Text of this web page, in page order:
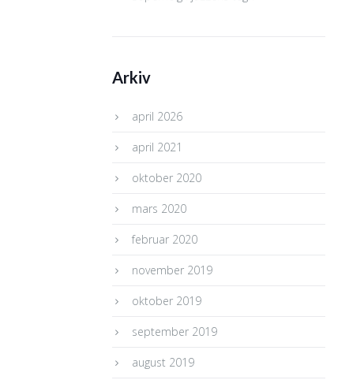
Arkiv
april 2026
april 2021
oktober 2020
mars 2020
februar 2020
november 2019
oktober 2019
september 2019
august 2019